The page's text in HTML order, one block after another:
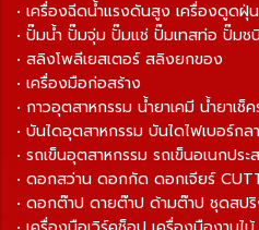
• เครื่องฉีดน้ำแรงดันสูง เครื่องดูดฝุ่
• ปั๊มน้ำ ปั๊มจุ่ม ปั๊มแช่ ปั๊มเทสท่อ ปั๊มช
• สลิงโพลีเยสเตอร์ สลิงยกของ
• เครื่องมือก่อสร้าง
• กาวอุตสาหกรรม น้ำยาเคมี น้ำยาเช็
• บันไดอุตสาหกรรม บันไดไฟเบอร์ก
• รถเข็นอุตสาหกรรม รถเข็นอเนกประ
• ดอกสว่าน ดอกกัด ดอกเจียร์
• ดอกต๊าป ดายต๊าป ด้ามต๊าป ชุดสป